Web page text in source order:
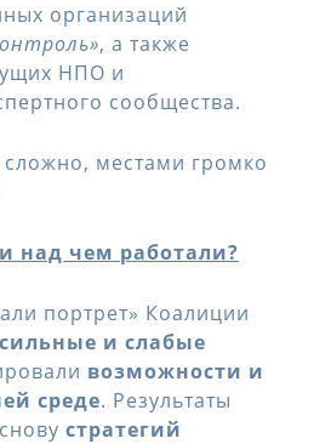
организаций
, а также
НПО и
сообщества.
местами громко
над чем работали?
портрет» Коалиции
сильные и слабые
возможности и
среде. Результаты
стратегий